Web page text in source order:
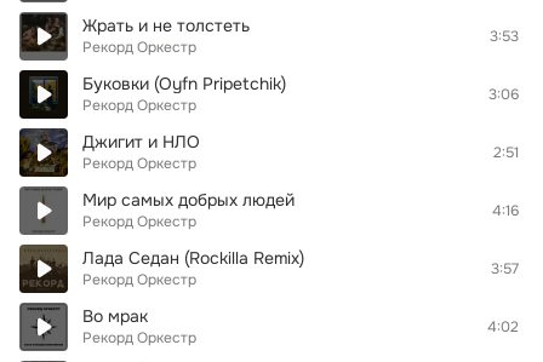
Жрать и не толстеть
Рекорд Оркестр
3:53
Буковки (Oyfn Pripetchik)
Рекорд Оркестр
3:06
Джигит и НЛО
Рекорд Оркестр
2:51
Мир самых добрых людей
Рекорд Оркестр
4:16
Лада Седан (Rockilla Remix)
Рекорд Оркестр
3:57
Во мрак
Рекорд Оркестр
4:02